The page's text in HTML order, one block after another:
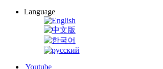
Language
Youtube